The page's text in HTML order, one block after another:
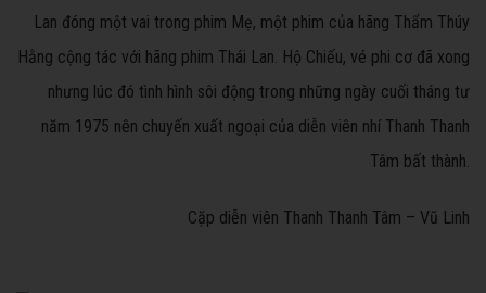
Lan đóng một vai trong phim Mẹ, một phim của hãng Thẩm Thúy
Hằng cộng tác với hãng phim Thái Lan. Hộ Chiếu, vé phi cơ đã xong
nhưng lúc đó tình hình sôi động trong những ngày cuối tháng tư
năm 1975 nên chuyến xuất ngoại của diễn viên nhí Thanh Thanh
Tâm bất thành.
Cặp diễn viên Thanh Thanh Tâm – Vũ Linh